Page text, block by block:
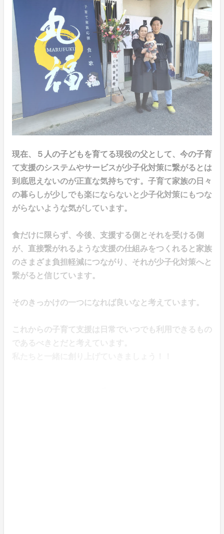
現在、５人の子どもを育てる現役の父として、今の子育
て支援のシステムやサービスが少子化対策に繋がるとは
到底思えないのが正直な気持ちです。子育て家族の日々
の暮らしが少しでも楽にならないと少子化対策にもつな
がらないような気がしています。
食だけに限らず、今後、支援する側とそれを受ける側
が、直接繋がれるような支援の仕組みをつくれると家族
のさまざま負担軽減につながり、それが少子化対策へと
繋がると信じています。
そのきっかけの一つになれば良いなと考えています。
これからの子育て支援は日常でいつでも利用できるもの